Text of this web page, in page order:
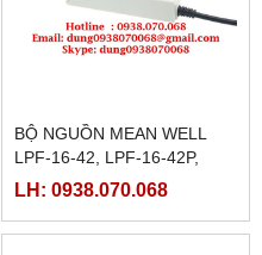
BỘ NGUỒN MEAN WELL
LPF-16-42, LPF-16-42P,
LPF-16-48,LPF-16-48P,LPF-
12,
LH: 0938.070.068